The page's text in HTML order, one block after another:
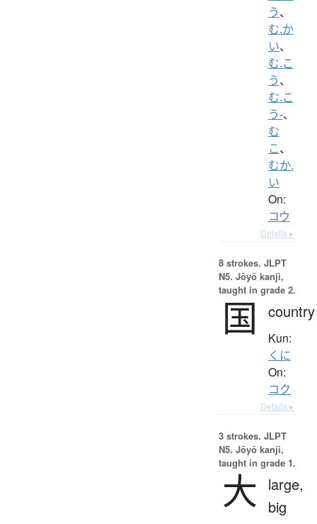
う、
む.か
い、
む.こ
う、
む.こ
う-、
む
こ、
むか.
い
On:
コウ
Details ▸
8 strokes. JLPT
N5. Jōyō kanji,
taught in grade 2.
国 country
Kun:
くに
On:
コク
Details ▸
3 strokes. JLPT
N5. Jōyō kanji,
taught in grade 1.
大
large,
big